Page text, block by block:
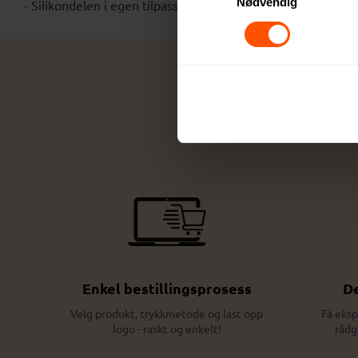
- Silikondelen i egen tilpasset PMS-farge.
Enkel bestillingsprosess
Velg produkt, trykkmetode og last opp
logo - raskt og enkelt!
Få